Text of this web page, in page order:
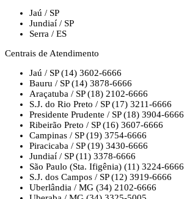
Jaú / SP
Jundiaí / SP
Serra / ES
Centrais de Atendimento
Jaú / SP (14) 3602-6666
Bauru / SP (14) 3878-6666
Araçatuba / SP (18) 2102-6666
S.J. do Rio Preto / SP (17) 3211-6666
Presidente Prudente / SP (18) 3904-6666
Ribeirão Preto / SP (16) 3607-6666
Campinas / SP (19) 3754-6666
Piracicaba / SP (19) 3430-6666
Jundiaí / SP (11) 3378-6666
São Paulo (Sta. Ifigênia) (11) 3224-6666
S.J. dos Campos / SP (12) 3919-6666
Uberlândia / MG (34) 2102-6666